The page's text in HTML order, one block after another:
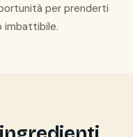
per prenderti
imbattibile.